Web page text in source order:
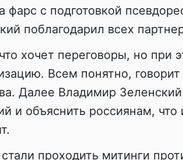
фарс с подготовкой
поблагодарил всех
хочет переговоры, но при
Всем понятно, говорит
Далее Владимир
и объяснить россиянам, что
проходить митинги